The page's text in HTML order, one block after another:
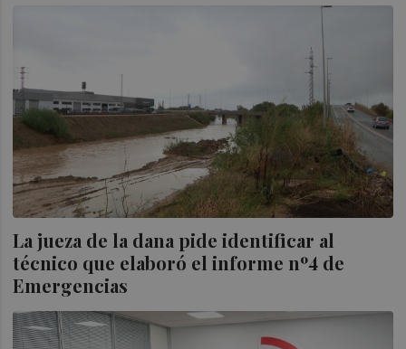
La jueza de la dana pide identificar al
técnico que elaboró el informe nº4 de
Emergencias